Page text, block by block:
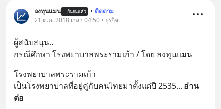
ลงทุนแมน ยืนยันแล้ว • ติดตาม
21 ต.ค. 2018 เวลา 04:50 • ธุรกิจ
ผู้สนับสนุน..
กรณีศึกษา โรงพยาบาลพระรามเก้า / โดย ลงทุนแมน
โรงพยาบาลพระรามเก้า
เป็นโรงพยาบาลที่อยู่คู่กับคนไทยมาตั้งแต่ปี 2535... อ่าน
ต่อ